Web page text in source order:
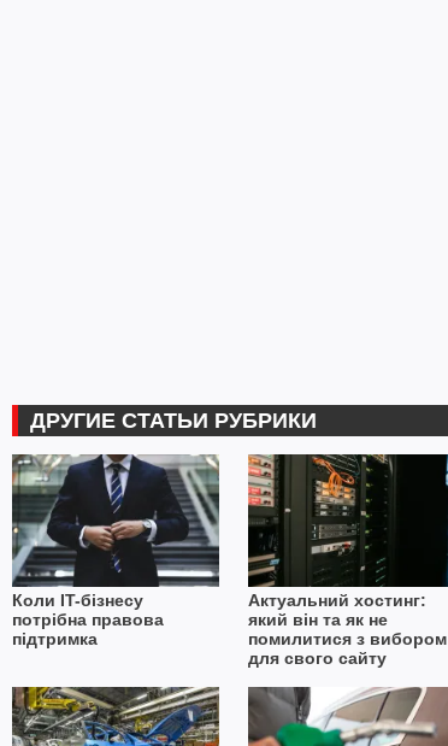
ДРУГИЕ СТАТЬИ РУБРИКИ
Коли IT-бізнесу
потрібна правова
підтримка
Актуальний хостинг:
який він та як не
помилитися з вибором
для свого сайту